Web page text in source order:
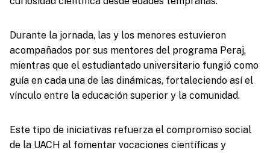
Durante la jornada, las y los menores estuvieron
acompañados por sus mentores del programa Peraj,
mientras que el estudiantado universitario fungió como
guía en cada una de las dinámicas, fortaleciendo así el
vínculo entre la educación superior y la comunidad.
Este tipo de iniciativas refuerza el compromiso social
de la UACH al fomentar vocaciones científicas y